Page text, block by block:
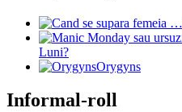
Luni?
Orygyns
Informal-roll